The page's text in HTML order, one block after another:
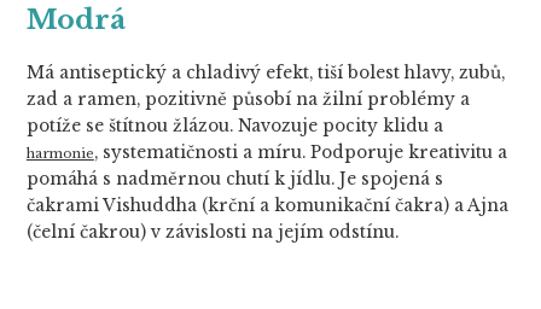
Modrá
Má antiseptický a chladivý efekt, tiší bolest hlavy, zubů,
zad a ramen, pozitivně působí na žilní problémy a
potíže se štítnou žlázou. Navozuje pocity klidu a
harmonie, systematičnosti a míru. Podporuje kreativitu a
pomáhá s nadměrnou chutí k jídlu. Je spojená s
čakrami Vishuddha (krční a komunikační čakra) a Ajna
(čelní čakrou) v závislosti na jejím odstínu.